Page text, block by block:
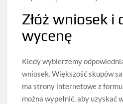
Złóż wniosek i
wycenę
Kiedy wybierzemy
wniosek. Większość skupów
ma strony internetowe z
można wypełnić, aby uzyskać